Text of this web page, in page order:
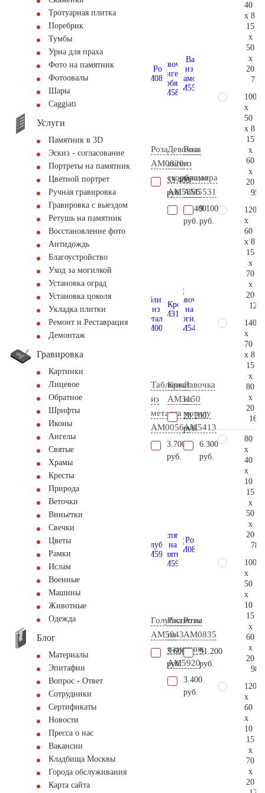
Тротуарная плитка
Поребрик
Тумбы
Урна для праха
Фото на памятник
Фотоовалы
Шары
Сaggiati
Услуги
Памятник в 3D
Эскиз - согласование
Портреты на памятник
Цветной портрет
Ручная гравировка
Гравировка с выездом
Ретушь на памятник
Восстановление фото
Антидождь
Благоустройство
Уход за могилкой
Установка оград
Установка цоколя
Укладка плитки
Ремонт и Реставрация
Демонтаж
Гравировка
Картинки
Лицевое
Обратное
Шрифты
Иконы
Ангелы
Святые
Храмы
Кресты
Природа
Веточки
Виньетки
Свечки
Цветы
Рамки
Ислам
Военные
Машины
Животные
Одежда
Блог
Материалы
Эпитафии
Вопрос - Ответ
Сотрудники
Сертификаты
Новости
Пресса о нас
Вакансии
Кладбища Москвы
Города обслуживания
Карта сайта
Роза
AM0820
33.400
руб.
Девочка
ангел
скорбящая
AM5856
31.400
руб.
Ваза
из
мрамора
AM5531
9.100
руб.
Табличка
из
металла
AM0056
3.700
руб.
Крест
AM3150
28.200
руб.
Лавочка
на
могилу
AM5413
6.300
руб.
Голубка
AM5943
3.600
руб.
Распятие
на
памятник
AM5920
3.400
руб.
Розы
AM0835
91.200
руб.
40
x 8
15
x
50
x
20
100
x
50
x 8
15
x
60
x
20
120
x
60
x 8
15
x
70
x
20
140
x
70
x 8
15
x
80
x
20
80
x
40
x
10
15
x
50
x
20
100
x
50
x
10
15
x
60
x
20
120
x
60
x
10
15
x
70
x
20